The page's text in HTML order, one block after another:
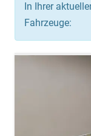
In Ihrer
Fahrzeuge: